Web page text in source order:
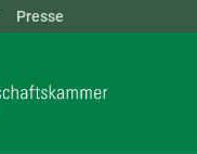
BGLD KTN
Presse